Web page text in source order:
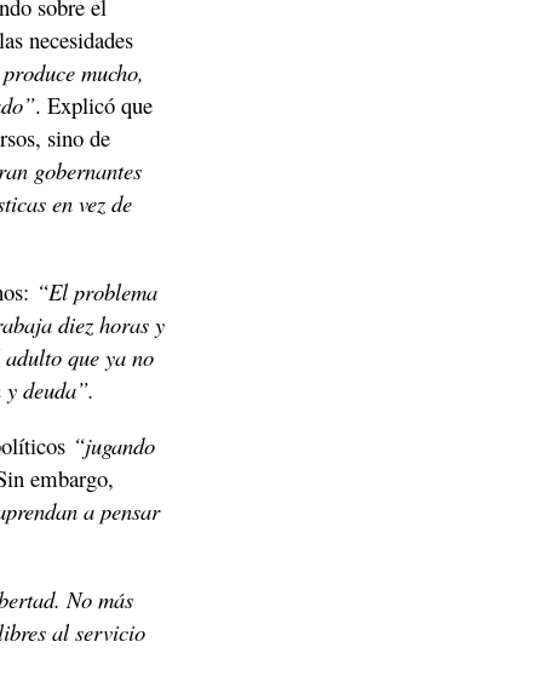
sobre el
necesidades
mucho,
. Explicó que
sino de
gobernantes
en vez de
“El problema
diez horas y
que ya no
deuda”.
“jugando
embargo,
a pensar
No más
al servicio